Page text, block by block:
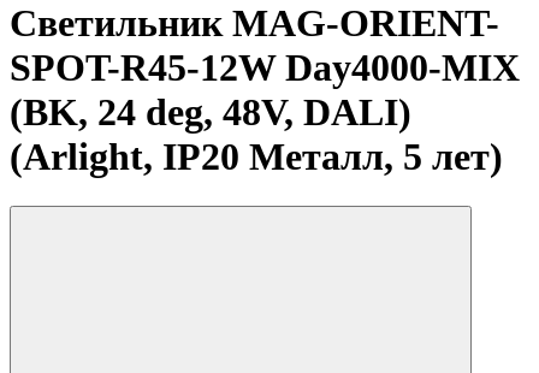
Светильник MAG-ORIENT-
SPOT-R45-12W Day4000-MIX
(BK, 24 deg, 48V, DALI)
(Arlight, IP20 Металл, 5 лет)